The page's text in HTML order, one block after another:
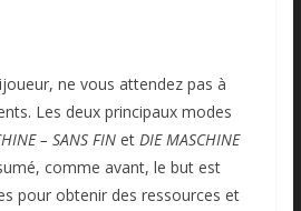
ne vous attendez pas à
Les deux principaux modes
– SANS FINet DIE MASCHINE
comme avant, le but est
pour obtenir des ressources et